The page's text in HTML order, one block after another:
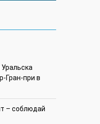
Гран-при в
– соблюдай